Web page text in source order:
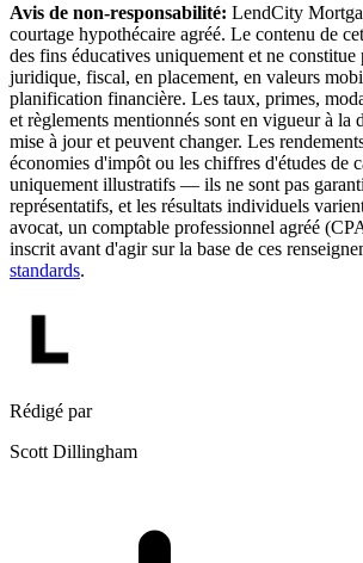
Avis de non-responsabilité: LendCity
courtage hypothécaire agréé. Le contenu de
des fins éducatives uniquement et ne constitue
juridique, fiscal, en placement, en valeurs
planification financière. Les taux, primes,
et règlements mentionnés sont en vigueur à la
mise à jour et peuvent changer. Les
économies d'impôt ou les chiffres d'études de
uniquement illustratifs — ils ne sont pas
représentatifs, et les résultats individuels
avocat, un comptable professionnel agréé
inscrit avant d'agir sur la base de ces
standards.
Rédigé par
Scott Dillingham